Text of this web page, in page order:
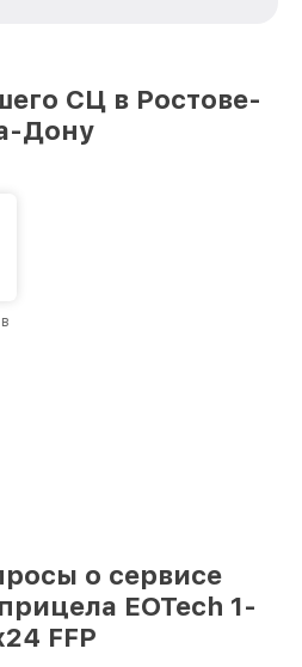
EOTech в городе
повышая уровень
СЦ в Ростове-
Дону
о сервисе
EOTech 1-
FFP